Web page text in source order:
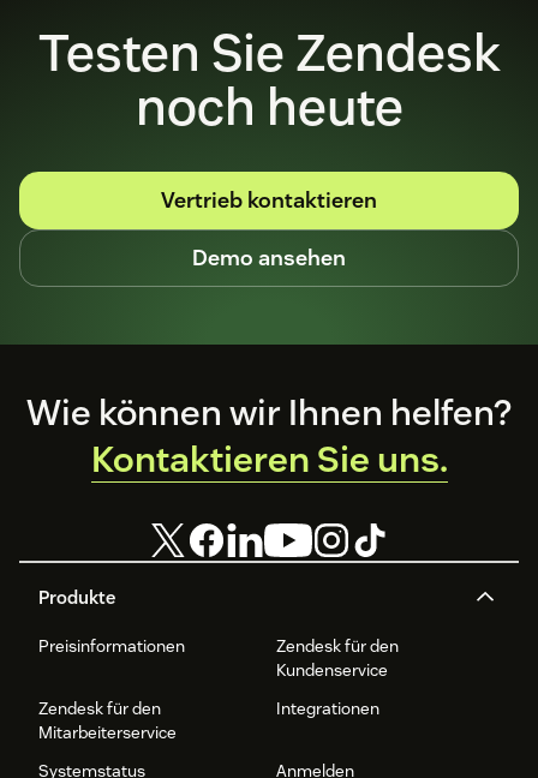
Testen Sie Zendesk
noch heute
Vertrieb kontaktieren
Demo ansehen
Footer
Produkte
Preisinformationen
Zendesk für den
Kundenservice
Zendesk für den
Mitarbeiterservice
Integrationen
Systemstatus
Anmelden
Wie können wir Ihnen helfen?
Kontaktieren Sie uns.